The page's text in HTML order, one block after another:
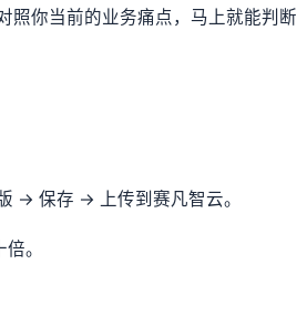
照你当前的业务痛点，马上就能判断
→ 保存 → 上传到赛凡智云。
。